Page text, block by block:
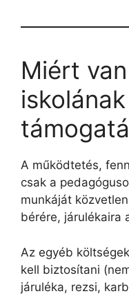
Miért
iskolának
A működtetés,
csak a
munkáját
bérére, járulékaira
Az egyéb
kell biztosítani
járuléka, rezsi,